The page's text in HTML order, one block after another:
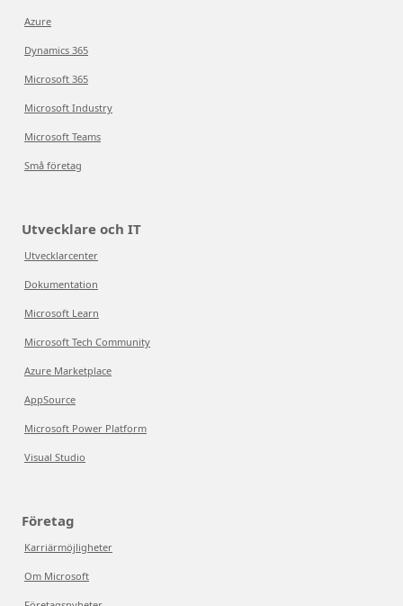
Azure
Dynamics 365
Microsoft 365
Microsoft Industry
Microsoft Teams
Små företag
Utvecklare och IT
Utvecklarcenter
Dokumentation
Microsoft Learn
Microsoft Tech Community
Azure Marketplace
AppSource
Microsoft Power Platform
Visual Studio
Företag
Karriärmöjligheter
Om Microsoft